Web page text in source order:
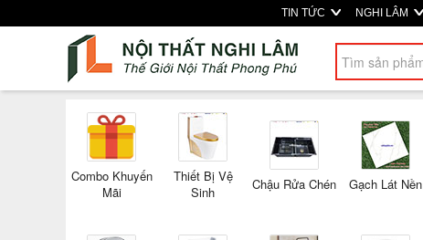
TIN TỨC NGHI LÂM
Combo Khuyến
Mãi
Thiết Bị Vệ
Sinh
Chậu Rửa Chén Gạch Lát Nền